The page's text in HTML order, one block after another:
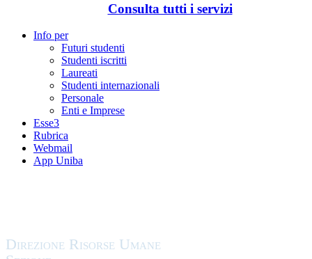
Consulta tutti i servizi
Info per
Futuri studenti
Studenti iscritti
Laureati
Studenti internazionali
Personale
Enti e Imprese
Esse3
Rubrica
Webmail
App Uniba